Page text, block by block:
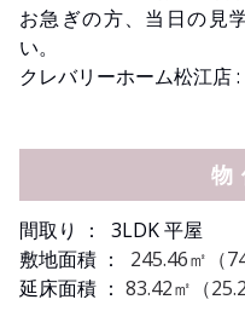
お急ぎの方、当日の見
い。
クレバリーホーム松江
物
間取り
： 3LDK 平屋
敷地面積 ：
245.46㎡（
延床面積 ： 83.42㎡（